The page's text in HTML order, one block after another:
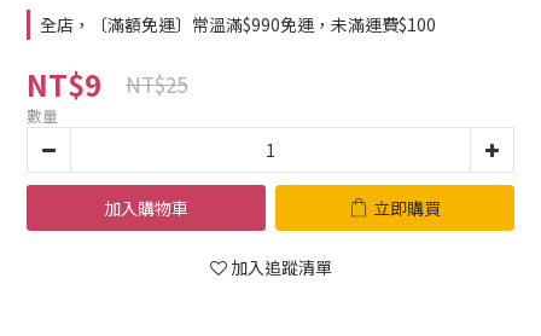
全店，〔滿額免運〕常溫滿$990免運，未滿運費$100
NT$9 NT$25
數量
加入購物車 立即購買
加入追蹤清單